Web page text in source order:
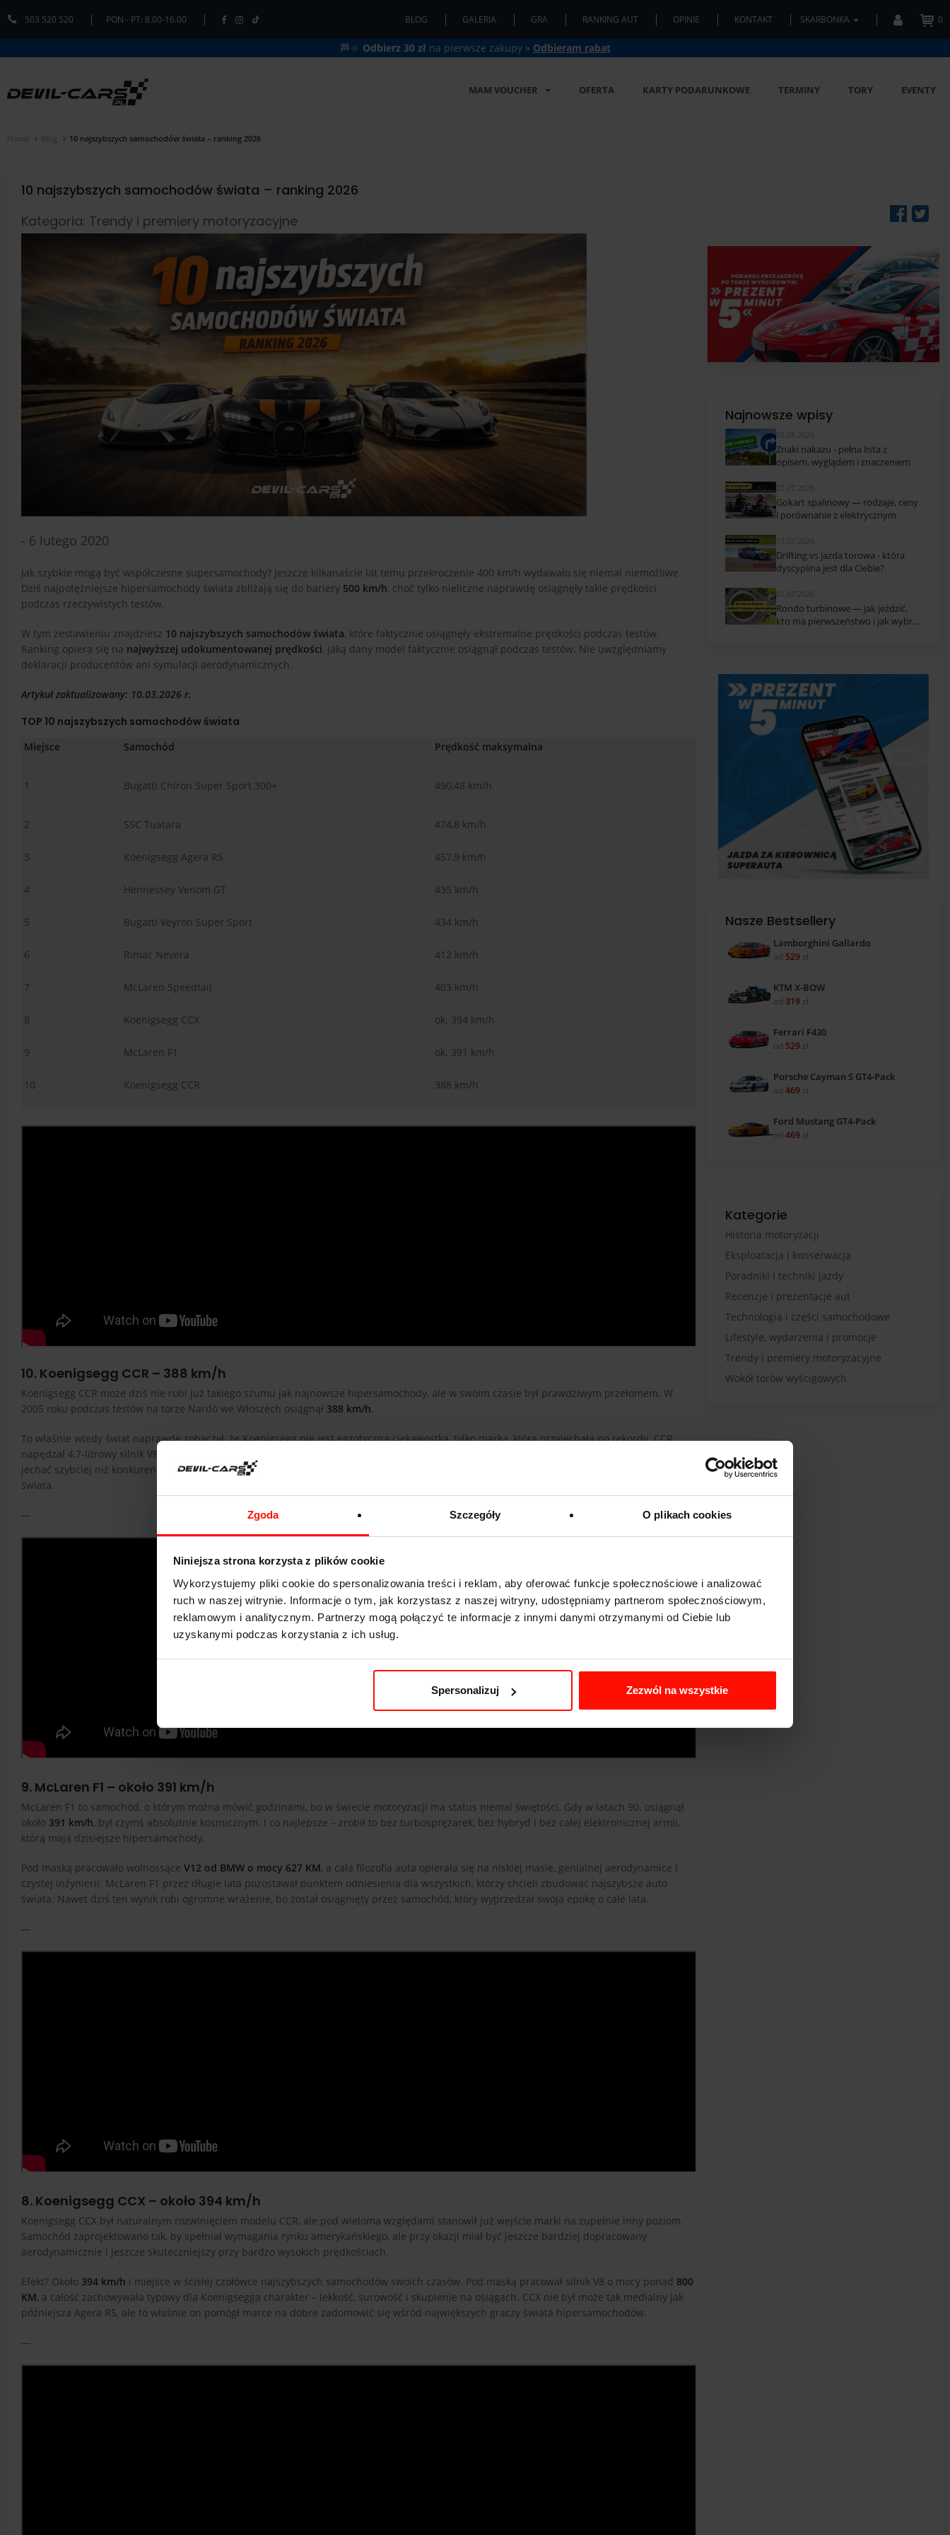
Zgoda Szczegóły O plikach cookies
Niniejsza strona korzysta z plików cookie
Wykorzystujemy pliki cookie do spersonalizowania treści i reklam, aby oferować funkcje społecznościowe i analizować
ruch w naszej witrynie. Informacje o tym, jak korzystasz z naszej witryny, udostępniamy partnerom społecznościowym,
reklamowym i analitycznym. Partnerzy mogą połączyć te informacje z innymi danymi otrzymanymi od Ciebie lub
uzyskanymi podczas korzystania z ich usług.
Spersonalizuj Zezwól na wszystkie
503 520 520 PON - PT: 8.00-16.00 BLOG GALERIA GRA RANKING AUT OPINIE KONTAKT SKARBONKA 0
🏁🔆 Odbierz 30 zł na pierwsze zakupy » Odbieram rabat
MAM VOUCHER OFERTA KARTY PODARUNKOWE TERMINY TORY EVENTY
Home Blog 10 najszybszych samochodów świata – ranking 2026
10 najszybszych samochodów świata – ranking 2026
Kategoria: Trendy i premiery motoryzacyjne
- 6 lutego 2020
Jak szybkie mogą być współczesne supersamochody? Jeszcze kilkanaście lat temu przekroczenie 400 km/h wydawało się niemal niemożliwe.
Dziś najpotężniejsze hipersamochody świata zbliżają się do bariery 500 km/h, choć tylko nieliczne naprawdę osiągnęły takie prędkości
podczas rzeczywistych testów.
W tym zestawieniu znajdziesz 10 najszybszych samochodów świata, które faktycznie osiągnęły ekstremalne prędkości podczas testów.
Ranking opiera się na najwyższej udokumentowanej prędkości, jaką dany model faktycznie osiągnął podczas testów. Nie uwzględniamy
deklaracji producentów ani symulacji aerodynamicznych.
Artykuł zaktualizowany: 10.03.2026 r.
TOP 10 najszybszych samochodów świata
Miejsce Samochód Prędkość maksymalna
1 Bugatti Chiron Super Sport 300+ 490,48 km/h
2 SSC Tuatara 474,8 km/h
3 Koenigsegg Agera RS 457,9 km/h
4 Hennessey Venom GT 435 km/h
5 Bugatti Veyron Super Sport 434 km/h
6 Rimac Nevera 412 km/h
7 McLaren Speedtail 403 km/h
8 Koenigsegg CCX ok. 394 km/h
9 McLaren F1 ok. 391 km/h
10 Koenigsegg CCR 388 km/h
10. Koenigsegg CCR – 388 km/h
Koenigsegg CCR może dziś nie robi już takiego szumu jak najnowsze hipersamochody, ale w swoim czasie był prawdziwym przełomem. W
2005 roku podczas testów na torze Nardò we Włoszech osiągnął 388 km/h.
To właśnie wtedy świat naprawdę zobaczył, że Koenigsegg nie jest egzotyczną ciekawostką, tylko marką, która przyjechała po rekordy. CCR
napędzał 4,7-litrowy silnik V8 z kompresorem o mocy przekraczającej
jechać szybciej niż konkurencja. To jeden z modeli, który pomógł marce Koenigsegg na dobre zaistnieć w świecie najszybszych samochodów
świata.
—
9. McLaren F1 – około 391 km/h
McLaren F1 to samochód, o którym można mówić godzinami, bo w świecie motoryzacji ma status niemal świętości. Gdy w latach 90. osiągnął
około 391 km/h, był czymś absolutnie kosmicznym. I co najlepsze – zrobił to bez turbosprężarek, bez hybryd i bez całej elektronicznej armii,
którą mają dzisiejsze hipersamochody.
Pod maską pracowało wolnossące V12 od BMW o mocy 627 KM, a cała filozofia auta opierała się na niskiej masie, genialnej aerodynamice i
czystej inżynierii. McLaren F1 przez długie lata pozostawał punktem odniesienia dla wszystkich, którzy chcieli zbudować najszybsze auto
świata. Nawet dziś ten wynik robi ogromne wrażenie, bo został osiągnięty przez samochód, który wyprzedzał swoją epokę o całe lata.
—
8. Koenigsegg CCX – około 394 km/h
Koenigsegg CCX był naturalnym rozwinięciem modelu CCR, ale pod wieloma względami stanowił już wejście marki na zupełnie inny poziom.
Samochód zaprojektowano tak, by spełniał wymagania rynku amerykańskiego, ale przy okazji miał być jeszcze bardziej dopracowany
aerodynamicznie i jeszcze skuteczniejszy przy bardzo wysokich prędkościach.
Efekt? Około 394 km/h i miejsce w ścisłej czołówce najszybszych samochodów swoich czasów. Pod maską pracował silnik V8 o mocy ponad 800
KM, a całość zachowywała typowy dla Koenigsegga charakter – lekkość, surowość i skupienie na osiągach. CCX nie był może tak medialny jak
późniejsza Agera RS, ale to właśnie on pomógł marce na dobre zadomowić się wśród największych graczy świata hipersamochodów.
—
Najnowsze wpisy
05.08.2026
Znaki nakazu - pełna lista z
opisem, wyglądem i znaczeniem
27.07.2026
Gokart spalinowy — rodzaje, ceny
i porównanie z elektrycznym
13.07.2026
Drifting vs jazda torowa - która
dyscyplina jest dla Ciebie?
01.07.2026
Rondo turbinowe — jak jeździć,
kto ma pierwszeństwo i jak wybrać
Nasze Bestsellery
Lamborghini Gallardo
od 529 zł
KTM X-BOW
od 319 zł
Ferrari F430
od 529 zł
Porsche Cayman S GT4-Pack
od 469 zł
Ford Mustang GT4-Pack
od 469 zł
Kategorie
Historia motoryzacji
Eksploatacja i konserwacja
Poradniki i techniki jazdy
Recenzje i prezentacje aut
Technologia i części samochodowe
Lifestyle, wydarzenia i promocje
Trendy i premiery motoryzacyjne
Wokół torów wyścigowych